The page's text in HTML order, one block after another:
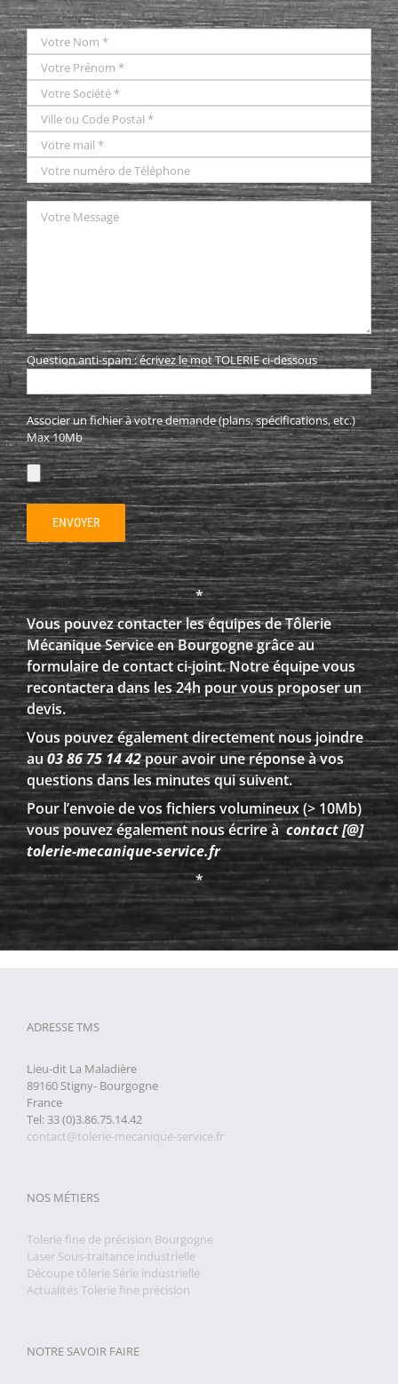
Question anti-spam : écrivez le mot TOLERIE ci-dessous
Associer un fichier à votre demande (plans, spécifications, etc.)
Max 10Mb
*
Vous pouvez contacter les équipes de Tôlerie
Mécanique Service en Bourgogne grâce au
formulaire de contact ci-joint. Notre équipe vous
recontactera dans les 24h pour vous proposer un
devis.
Vous pouvez également directement nous joindre
au03 86 75 14 42pour avoir une réponse à vos
questions dans les minutes qui suivent.
Pour l’envoie de vos fichiers volumineux (> 10Mb)
vous pouvez également nous écrire àcontact [@]
tolerie-mecanique-service.fr
*
ADRESSE TMS
Lieu-dit La Maladière
89160 Stigny- Bourgogne
France
Tel: 33 (0)3.86.75.14.42
contact@tolerie-mecanique-service.fr
NOS MÉTIERS
Tolerie fine de précision Bourgogne
Laser Sous-traitance industrielle
Découpe tôlerie Série industrielle
Actualités Tolerie fine précision
NOTRE SAVOIR FAIRE